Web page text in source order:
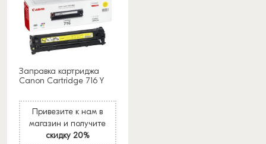
Заправка картриджа
Canon Cartridge 716 Y
Привезите к нам в
магазин и получите
скидку 20%